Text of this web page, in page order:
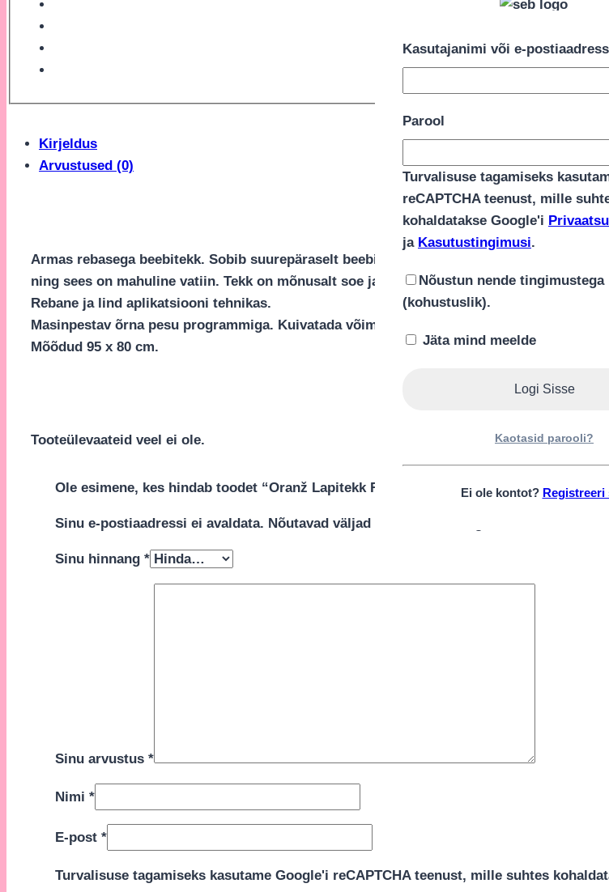
Kirjeldus
Arvustused (0)
Kirjeldus
Armas rebasega beebitekk. Sobib suurepäraselt beebi esimeseks tekiks ning on
ning sees on mahuline vatiin. Tekk on mõnusalt soe ja pehme.
Rebane ja lind aplikatsiooni tehnikas.
Masinpestav õrna pesu programmiga. Kuivatada võimalikult sirgelt. Tekki saab kergelt
Mõõdud 95 x 80 cm.
Arvustused
Tooteülevaateid veel ei ole.
Ole esimene, kes hindab toodet “Oranž Lapitekk Rebasega”
Sinu e-postiaadressi ei avaldata. Nõutavad väljad on tähistatud
Sinu hinnang *
Sinu arvustus *
Nimi *
E-post *
Turvalisuse tagamiseks kasutame Google'i reCAPTCHA teenust, mille suhtes
Kasutajanimi või e-postiaadress
Parool
Turvalisuse tagamiseks
reCAPTCHA teenust, mille
kohaldatakse Google'i
ja Kasutustingimusi.
Nõustun nende tingimustega
(kohustuslik).
Jäta mind meelde
Kaotasid parooli?
Ei ole kontot? Registreeri